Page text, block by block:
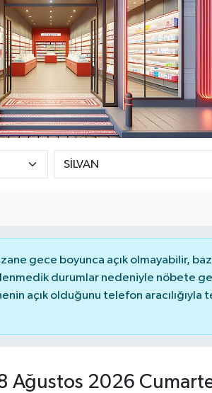
gece boyunca açık olmayabilir,
durumlar nedeniyle nöbete
açık olduğunu telefon aracılığıyla
Ağustos 2026